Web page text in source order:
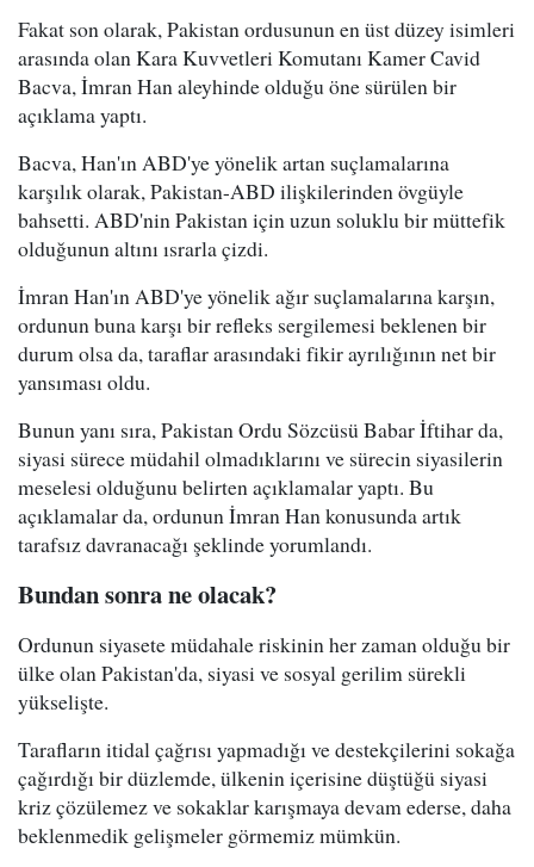
Fakat son olarak, Pakistan ordusunun en üst düzey isimleri
arasında olan Kara Kuvvetleri Komutanı Kamer Cavid
Bacva, İmran Han aleyhinde olduğu öne sürülen bir
açıklama yaptı.
Bacva, Han'ın ABD'ye yönelik artan suçlamalarına
karşılık olarak, Pakistan-ABD ilişkilerinden övgüyle
bahsetti. ABD'nin Pakistan için uzun soluklu bir müttefik
olduğunun altını ısrarla çizdi.
İmran Han'ın ABD'ye yönelik ağır suçlamalarına karşın,
ordunun buna karşı bir refleks sergilemesi beklenen bir
durum olsa da, taraflar arasındaki fikir ayrılığının net bir
yansıması oldu.
Bunun yanı sıra, Pakistan Ordu Sözcüsü Babar İftihar da,
siyasi sürece müdahil olmadıklarını ve sürecin siyasilerin
meselesi olduğunu belirten açıklamalar yaptı. Bu
açıklamalar da, ordunun İmran Han konusunda artık
tarafsız davranacağı şeklinde yorumlandı.
Bundan sonra ne olacak?
Ordunun siyasete müdahale riskinin her zaman olduğu bir
ülke olan Pakistan'da, siyasi ve sosyal gerilim sürekli
yükselişte.
Tarafların itidal çağrısı yapmadığı ve destekçilerini sokağa
çağırdığı bir düzlemde, ülkenin içerisine düştüğü siyasi
kriz çözülemez ve sokaklar karışmaya devam ederse, daha
beklenmedik gelişmeler görmemiz mümkün.